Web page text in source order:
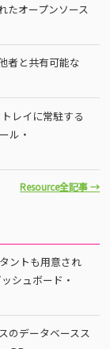
たオープンソース
者と共有可能な
レイに常駐する
ル・
Resource全記事 →
ントも用意され
シュボード・
のデータベースス